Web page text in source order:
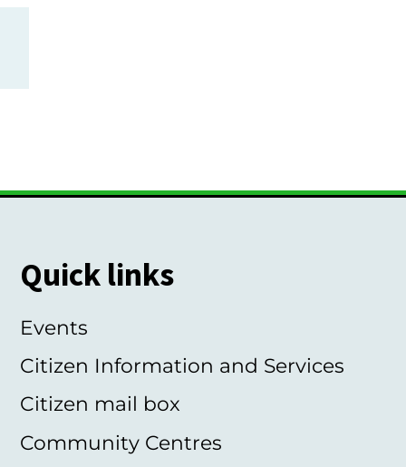
Quick links
Events
Citizen Information and Services
Citizen mail box
Community Centres